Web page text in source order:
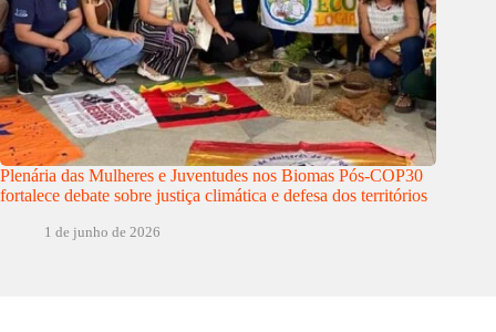
Plenária das Mulheres e Juventudes nos Biomas Pós-COP30
fortalece debate sobre justiça climática e defesa dos territórios
1 de junho de 2026